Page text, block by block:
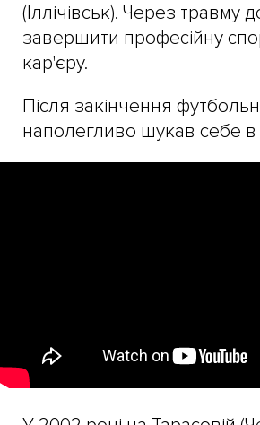
(Іллічівськ). Через травму
завершити професійну
кар'єру.
Після закінчення
наполегливо шукав себе в